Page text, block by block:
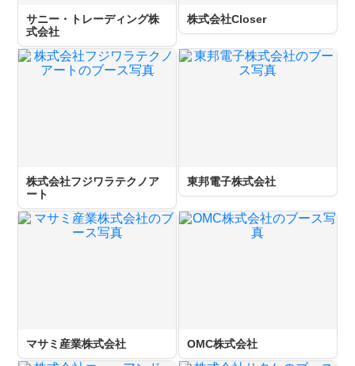
サニー・トレーディング株
式会社
株式会社Closer
株式会社フジワラテクノア
ート
東邦電子株式会社
マサミ産業株式会社 OMC株式会社